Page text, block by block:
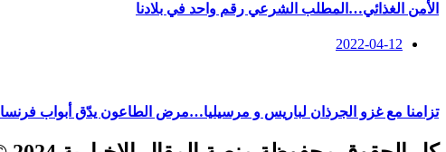
الأمن الغذائي…المطلب الشرعي رقم واحد في بلادنا
2022-04-12
تزامنا مع غزو الجرذان لباريس و مرسيليا…مرض الطاعون يدّق أبواب فرنسا